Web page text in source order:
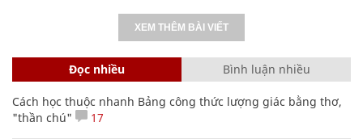
XEM THÊM BÀI VIẾT
Đọc nhiều Bình luận nhiều
Cách học thuộc nhanh Bảng công thức lượng giác bằng thơ,
"thần chú"
17